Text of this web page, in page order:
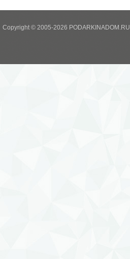
Copyright © 2005-2026 PODARKINADOM.RU